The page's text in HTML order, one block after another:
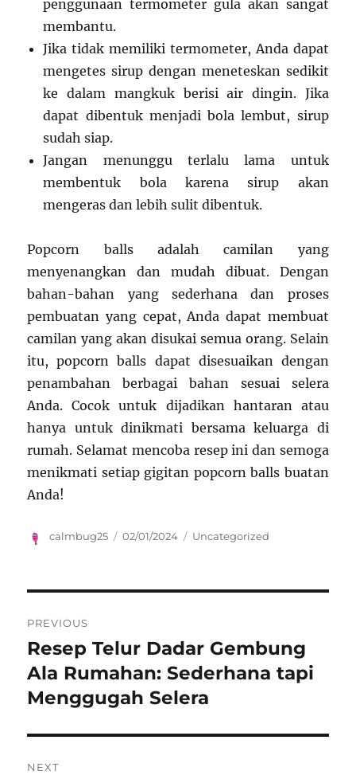
penggunaan termometer gula akan sangat
membantu.
Jika tidak memiliki termometer, Anda dapat
mengetes sirup dengan meneteskan sedikit
ke dalam mangkuk berisi air dingin. Jika
dapat dibentuk menjadi bola lembut, sirup
sudah siap.
Jangan menunggu terlalu lama untuk
membentuk bola karena sirup akan
mengeras dan lebih sulit dibentuk.
Popcorn balls adalah camilan yang
menyenangkan dan mudah dibuat. Dengan
bahan-bahan yang sederhana dan proses
pembuatan yang cepat, Anda dapat membuat
camilan yang akan disukai semua orang. Selain
itu, popcorn balls dapat disesuaikan dengan
penambahan berbagai bahan sesuai selera
Anda. Cocok untuk dijadikan hantaran atau
hanya untuk dinikmati bersama keluarga di
rumah. Selamat mencoba resep ini dan semoga
menikmati setiap gigitan popcorn balls buatan
Anda!
Author
calmbug25
Posted
02/01/2024 Categories
Uncategorized
pos
PREVIOUS
Previous
post:
Resep Telur Dadar Gembung
Ala Rumahan: Sederhana tapi
Menggugah Selera
NEXT